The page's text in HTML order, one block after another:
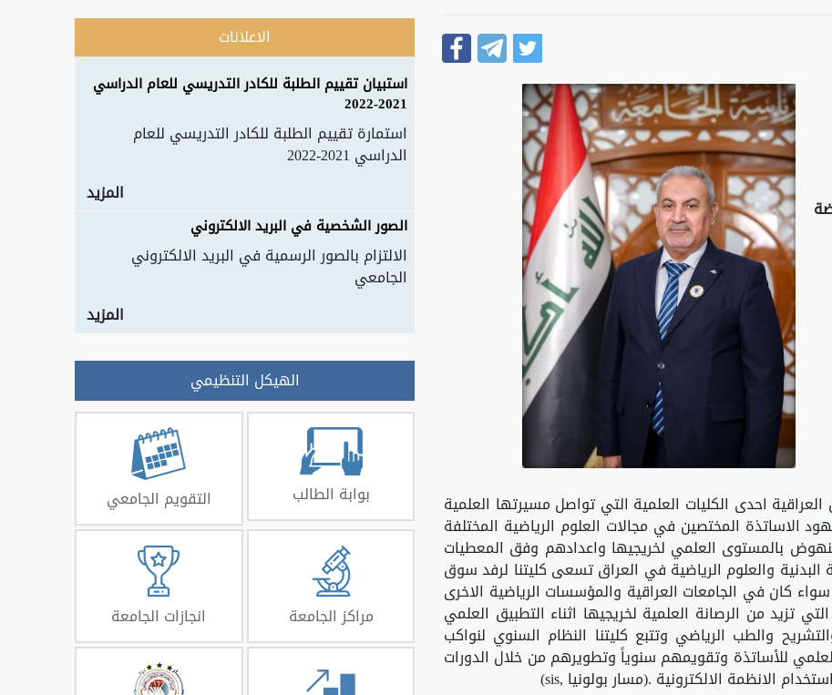
احدى الكليات العلمية التي تواصل مسيرتها العلمية
الاساتذة المختصين في مجالات العلوم الرياضية المختلفة
بالمستوى العلمي لخريجيها واعدادهم وفق المعطيات
البدنية والعلوم الرياضية في العراق تسعى كليتنا لرفد سوق
كان في الجامعات العراقية والمؤسسات الرياضية الاخرى
تزيد من الرصانة العلمية لخريجيها اثناء التطبيق العلمي
والطب الرياضي وتتبع كليتنا النظام السنوي لنواكب
للأساتذة وتقويمهم سنوياً وتطويرهم من خلال الدورات
الانظمة الالكترونية .(مسار بولونيا ,sis)
الاعلانات
استبيان تقييم الطلبة للكادر التدريسي للعام الدراسي
2021-2022
استمارة تقييم الطلبة للكادر التدريسي للعام
الدراسي 2021-2022
المزيد
الصور الشخصية في البريد الالكتروني
الالتزام بالصور الرسمية في البريد الالكتروني
الجامعي
المزيد
الهيكل التنظيمي
بوابة الطالب التقويم الجامعي
مراكز الجامعة انجازات الجامعة